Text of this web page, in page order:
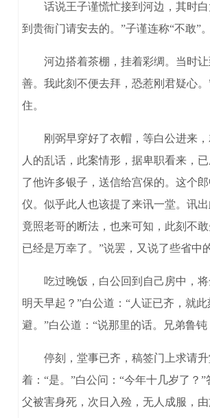
话说王子谨慌忙接到河边，其时白
到贵衙门请安去的。”子谨连称“不敢”。
河边搭着茶棚，挂着彩绸。当时让
善。我此刻不便去拜，恐惹刚君疑心
住。
刚弼早穿好了衣帽，等白公进来，
人的乱话，此案情形，据卑职看来，
了他许多银子，送信给宫保的。这个
仪。似乎此人也该提了来讯一堂。讯
竟照老哥的断法，也来可知，此刻不
已经是万幸了。”说罢，又说了些省中
吃过晚饭，白公回到自己房中，将
明天早起？”白公道：“人证已齐，就
避。”白公道：“说那里的话。兄弟鲁
停刻，堂事已齐，稿签门上求请升
着：“是。”白公问：“今年十几岁了？
父被害身死，次日入殓，无人成服，